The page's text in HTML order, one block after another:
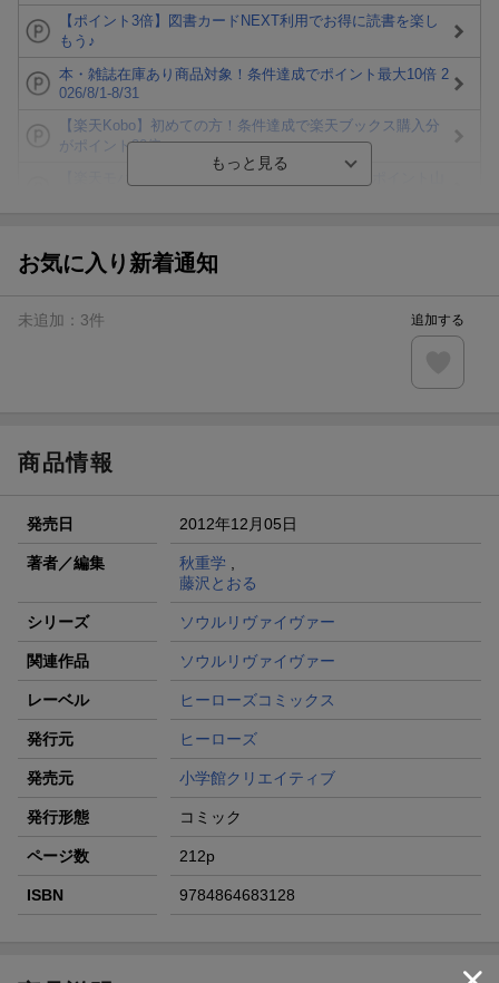
【ポイント3倍】図書カードNEXT利用でお得に読書を楽し
もう♪
本・雑誌在庫あり商品対象！条件達成でポイント最大10倍 2
026/8/1-8/31
【楽天Kobo】初めての方！条件達成で楽天ブックス購入分
がポイント20倍
ト山分け
楽天モバイル紹介キャンペーンの拡散で300円OFFクーポン
条件達成で楽天限定・宝塚歌劇 宙組貸切公演ペアチケット
お気に入り新着通知
未追加： 3件 追加する
商品情報
発売日 2012年12月05日
著者／編集 秋重学
藤沢とおる
シリーズ ソウルリヴァイヴァー
関連作品 ソウルリヴァイヴァー
レーベル ヒーローズコミックス
発行元 ヒーローズ
発売元 小学館クリエイティブ
発行形態 コミック
ページ数 212p
ISBN 9784864683128